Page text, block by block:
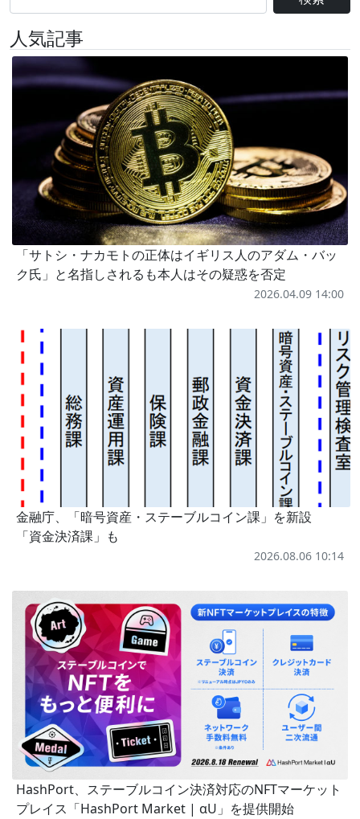
人気記事
「サトシ・ナカモトの正体はイギリス人のアダム・バッ
ク氏」と名指しされるも本人はその疑惑を否定
2026.04.09 14:00
金融庁、「暗号資産・ステーブルコイン課」を新設
「資金決済課」も
2026.08.06 10:14
HashPort、ステーブルコイン決済対応のNFTマーケット
プレイス「HashPort Market | αU」を提供開始